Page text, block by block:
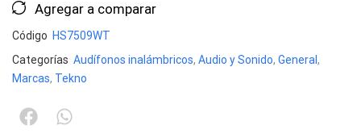
Agregar a comparar
Código HS7509WT
Categorías Audífonos inalámbricos, Audio y Sonido, General ,
Marcas, Tekno